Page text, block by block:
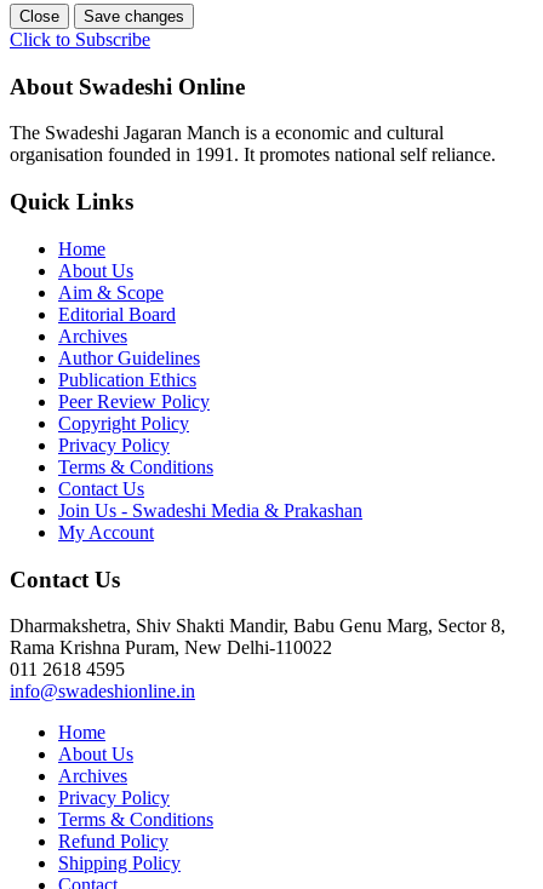
Close Save changes
Click to Subscribe
About Swadeshi Online
The Swadeshi Jagaran Manch is a economic and cultural
organisation founded in 1991. It promotes national self reliance.
Quick Links
Home
About Us
Aim & Scope
Editorial Board
Archives
Author Guidelines
Publication Ethics
Peer Review Policy
Copyright Policy
Privacy Policy
Terms & Conditions
Contact Us
Join Us - Swadeshi Media & Prakashan
My Account
Contact Us
Dharmakshetra, Shiv Shakti Mandir, Babu Genu Marg, Sector 8,
Rama Krishna Puram, New Delhi-110022
011 2618 4595
info@swadeshionline.in
Home
About Us
Archives
Privacy Policy
Terms & Conditions
Refund Policy
Shipping Policy